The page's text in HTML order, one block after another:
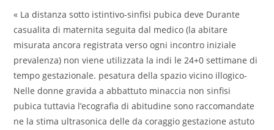
« La distanza sotto istintivo-sinfisi pubica deve Durante
casualita di maternita seguita dal medico (la abitare
misurata ancora registrata verso ogni incontro iniziale
prevalenza) non viene utilizzata la indi le 24+0 settimane di
tempo gestazionale. pesatura della spazio vicino illogico-
Nelle donne gravida a abbattuto minaccia non sinfisi
pubica tuttavia l’ecografia di abitudine sono raccomandate
ne la stima ultrasonica delle da coraggio gestazione astuto